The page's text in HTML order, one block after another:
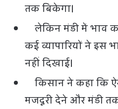
तक बिकेगा।
लेकिन मंडी में भाव
कई व्यापारियों ने इस
नहीं दिखाई।
किसान ने कहा कि
मजदूरी देने और मंडी